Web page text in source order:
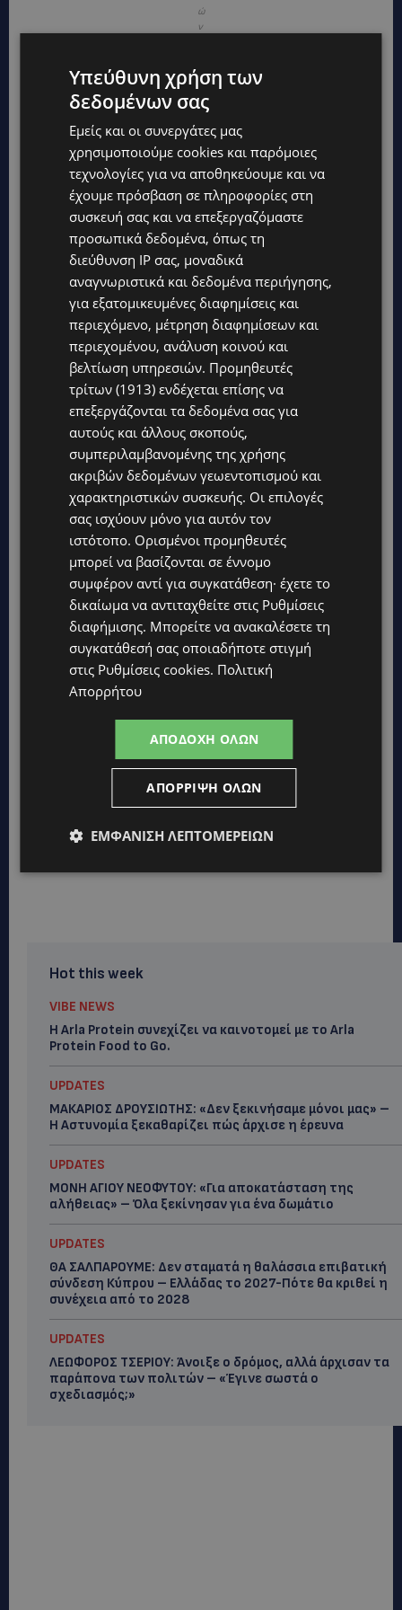
ώ
ν
ι
δ
ι
ν
Hot this week
VIBE NEWS
Η Arla Protein συνεχίζει να καινοτομεί με το Arla
Protein Food to Go.
UPDATES
ΜΑΚΑΡΙΟΣ ΔΡΟΥΣΙΩΤΗΣ: «Δεν ξεκινήσαμε μόνοι μας» –
Η Αστυνομία ξεκαθαρίζει πώς άρχισε η έρευνα
UPDATES
ΜΟΝΗ ΑΓΙΟΥ ΝΕΟΦΥΤΟΥ: «Για αποκατάσταση της
αλήθειας» – Όλα ξεκίνησαν για ένα δωμάτιο
UPDATES
ΘΑ ΣΑΛΠΑΡΟΥΜΕ: Δεν σταματά η θαλάσσια επιβατική
σύνδεση Κύπρου – Ελλάδας το 2027-Πότε θα κριθεί η
συνέχεια από το 2028
UPDATES
ΛΕΩΦΟΡΟΣ ΤΣΕΡΙΟΥ: Άνοιξε ο δρόμος, αλλά άρχισαν τα
παράπονα των πολιτών – «Έγινε σωστά ο
σχεδιασμός;»
Υπεύθυνη χρήση των
δεδομένων σας
Εμείς και οι συνεργάτες μας
χρησιμοποιούμε cookies και παρόμοιες
τεχνολογίες για να αποθηκεύουμε και να
έχουμε πρόσβαση σε πληροφορίες στη
συσκευή σας και να επεξεργαζόμαστε
προσωπικά δεδομένα, όπως τη
διεύθυνση IP σας, μοναδικά
αναγνωριστικά και δεδομένα περιήγησης,
για εξατομικευμένες διαφημίσεις και
περιεχόμενο, μέτρηση διαφημίσεων και
περιεχομένου, ανάλυση κοινού και
βελτίωση υπηρεσιών. Προμηθευτές
τρίτων (1913) ενδέχεται επίσης να
επεξεργάζονται τα δεδομένα σας για
αυτούς και άλλους σκοπούς,
συμπεριλαμβανομένης της χρήσης
ακριβών δεδομένων γεωεντοπισμού και
χαρακτηριστικών συσκευής. Οι επιλογές
σας ισχύουν μόνο για αυτόν τον
ιστότοπο. Ορισμένοι προμηθευτές
μπορεί να βασίζονται σε έννομο
συμφέρον αντί για συγκατάθεση· έχετε το
δικαίωμα να αντιταχθείτε στις Ρυθμίσεις
διαφήμισης. Μπορείτε να ανακαλέσετε τη
συγκατάθεσή σας οποιαδήποτε στιγμή
στις Ρυθμίσεις cookies. Πολιτική
Απορρήτου
ΑΠΟΔΟΧΉ ΌΛΩΝ
ΑΠΌΡΡΙΨΗ ΌΛΩΝ
ΕΜΦΆΝΙΣΗ ΛΕΠΤΟΜΕΡΕΙΏΝ